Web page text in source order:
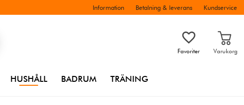
Information Betalning & leverans Kundservice
Favoriter Varukorg
HUSHÅLL BADRUM TRÄNING